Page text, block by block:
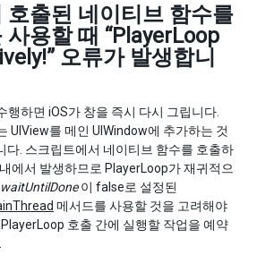
호출된 네이티브 함수를
사용할 때 “PlayerLoop
오류가 발생합니
행하면 iOS가 창을 즉시 다시 그립니다.
UIView를 메인 UIWindow에 추가하는 것
다. 스크립트에서 네이티브 함수를 호출하
에서 발생하므로 PlayerLoop가 재귀적으
waitUntilDone이 false로 설정된
메서드를 사용할 것을 고려해야
호출 간에 실행할 작업을 예약